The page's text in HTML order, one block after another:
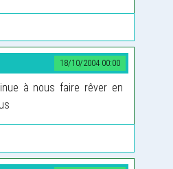
18/10/2004 00:00
à nous faire rêver en